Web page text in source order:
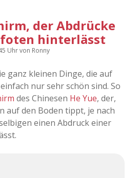
KFMW-Disco
kfmw.stuff
Nur mal so
Sinnwahn
Contact
2010
2011
2012
instagram
rsssoundcloud
vimeoBluesky
der Abdrücke
hinterlässt
Uhrvon Ronny
ganz kleinen Dinge, die auf
nur sehr schön sind. So
des Chinesen He Yue, der,
auf den Boden tippt, je nach
einen Abdruck einer